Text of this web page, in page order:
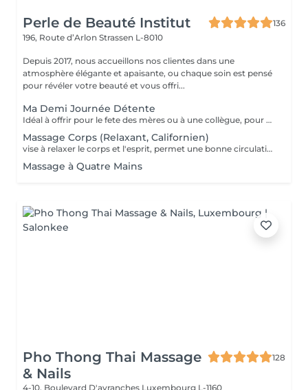
Perle de Beauté Institut
136
196, Route d’Arlon Strassen L-8010
Depuis 2017, nous accueillons nos clientes dans une
atmosphère élégante et apaisante, ou chaque soin est pensé
pour révéler votre beauté et vous offri...
Ma Demi Journée Détente
Idéal à offrir pour le fete des mères ou à une collègue, pour un anniversaire, pour faire se faire plaisir et se détendre tout simplement. Il contient les soins suivants : Un massage relaxant de 60 min pour le corps + Soin du visage MosaïqueModelante+ spa paraffine les mains + spa paraffine les pieds
Massage Corps (Relaxant, Californien)
vise à relaxer le corps et l'esprit, permet une bonne circulation des flux sanguins et énergétiques dans le corps, assouplit les muscles, tonifie la peau.
Massage à Quatre Mains
Pho Thong Thai Massage
& Nails
128
4-10, Boulevard D'avranches Luxembourg L-1160